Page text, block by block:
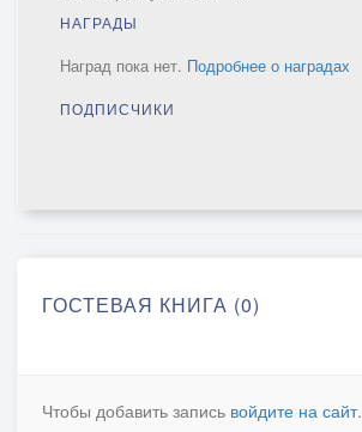
НАГРАДЫ
Наград пока нет. Подробнее о наградах
ПОДПИСЧИКИ
ГОСТЕВАЯ КНИГА (0)
Чтобы добавить запись войдите на сайт.